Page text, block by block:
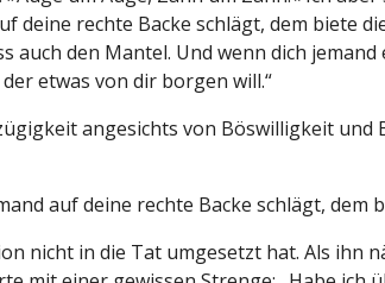
deine rechte Backe schlägt, dem biete
auch den Mantel. Und wenn dich
etwas von dir borgen will.“
angesichts von Böswilligkeit und
auf deine rechte Backe schlägt, dem
nicht in die Tat umgesetzt hat. Als